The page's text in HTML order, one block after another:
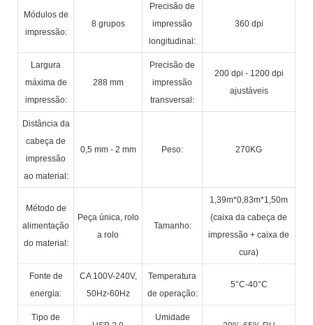
Módulos de
impressão:
8 grupos
Precisão de
impressão
longitudinal:
360 dpi
Largura
máxima de
impressão:
288 mm
Precisão de
impressão
transversal:
200 dpi - 1200 dpi
ajustáveis
Distância da
cabeça de
impressão
ao material:
0,5 mm - 2 mm Peso: 270KG
Método de
alimentação
do material:
Peça única, rolo
a rolo
Tamanho:
1,39m*0,83m*1,50m
(caixa da cabeça de
impressão + caixa de
cura)
Fonte de
energia:
CA 100V-240V,
50Hz-60Hz
Temperatura
de operação:
5°C-40°C
Tipo de
Umidade